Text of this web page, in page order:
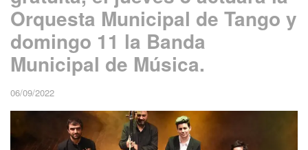
Orquesta Municipal de Tango y
domingo 11 la Banda
Municipal de Música.
06/09/2022